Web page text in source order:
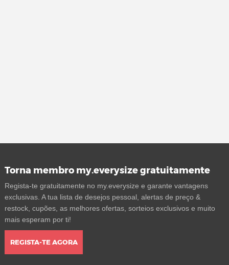
Torna membro my.everysize gratuitamente
Regista-te gratuitamente no my.everysize e garante vantagens
exclusivas. A tua lista de desejos pessoal, alertas de preço &
restock, cupões, as melhores ofertas, sorteios exclusivos e muito
mais esperam por ti!
REGISTA-TE AGORA